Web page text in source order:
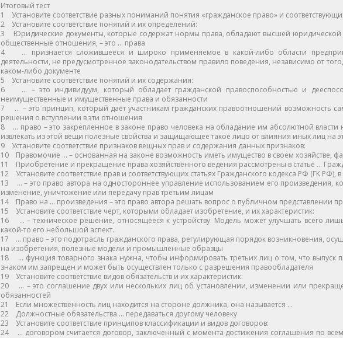
Итоговый тест
1 Установите соответствие разных пониманий понятия «гражданское право» и
2 Установите соответствие понятий и их определений:
3 Юридические документы, которые содержат нормы права, обладают высшей юридической
общественные отношения, – это … права
4 … признается сложившееся и широко применяемое в какой-либо области
деятельности, не предусмотренное законодательством правило поведения, независимо от
каком-либо документе
5 Установите соответствие понятий и их содержания:
6 … – это индивидуум, который обладает гражданской правоспособностью и
неимущественные и имущественные права и обязанности
7 … – это принцип, который дает участникам гражданских правоотношений возможность
решения о вступлении в эти отношения
8 … право – это закрепленное в законе право человека на обладание им абсолютной
извлекать из этой вещи полезные свойства и защищающее такое лицо от влияния иных лиц на
9 Установите соответствие признаков вещных прав и содержания данных признаков:
10 Правомочие … – основанная на законе возможность иметь имущество в своем хозяйстве,
11 Приобретение и прекращение права хозяйственного ведения рассмотрены в статье …
12 Установите соответствие прав и соответствующих статьях Гражданского кодекса РФ (ГК РФ),
13 … – это право автора на одностороннее управление использованием его произведения,
изменение, уничтожение или передачу прав третьим лицам
14 Право на … произведения – это право автора решать вопрос о публичном представлении
15 Установите соответствие черт, которыми обладает изобретение, и их характеристик:
16 … – техническое решение, относящееся к устройству. Модель может улучшать всего
какой-то его небольшой аспект.
17 … право – это подотрасль гражданского права, регулирующая порядок возникновения,
на изобретения, полезные модели и промышленные образцы
18 … функция товарного знака нужна, чтобы информировать третьих лиц о том, что выпуск
знаком им запрещен и может быть осуществлен только с разрешения правообладателя
19 Установите соответствие видов обязательств и их характеристик:
20 … – это соглашение двух или нескольких лиц об установлении, изменении или
обязанностей
21 Если множественность лиц находится на стороне должника, она называется …
22 Должностные обязательства … передаваться другому человеку
23 Установите соответствие принципов классификации и видов договоров:
24 … договором считается договор, заключенный с момента достижения соглашения по